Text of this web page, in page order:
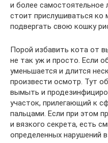
и более самостоятельное
стоит прислушиваться ко
подвергать свою кошку
Порой избавить кота от
не так уж и просто. Если
уменьшается и длится
произвести осмотр. Тут
вымыть и
участок, прилегающий к
пальцами. Если при этом
и вязкого секрета, есть
определенных нарушений